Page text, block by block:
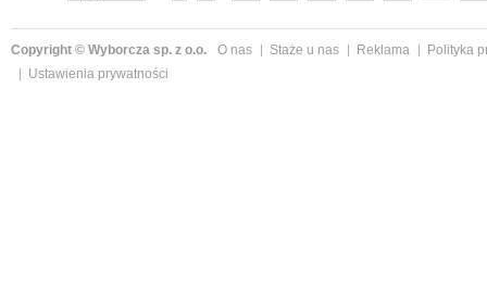
Copyright © Wyborcza sp. z o.o. O nas Staże u nas Reklama
Polityka
Ustawienia prywatności